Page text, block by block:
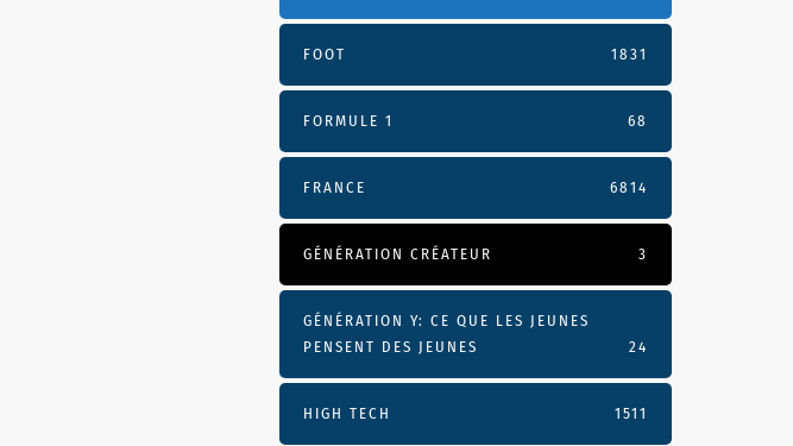
FOOT 1831
FORMULE 1 68
FRANCE 6814
GÉNÉRATION CRÉATEUR 3
GÉNÉRATION Y: CE QUE LES JEUNES
PENSENT DES JEUNES
24
HIGH TECH 1511